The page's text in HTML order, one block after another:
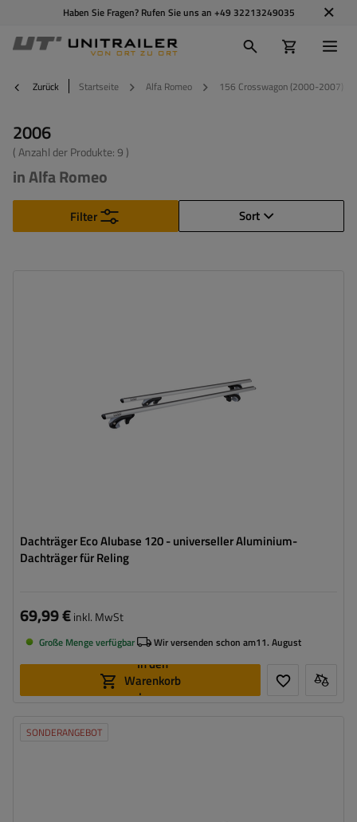
Haben Sie Fragen? Rufen Sie uns an +49 32213249035
Zurück Startseite Alfa Romeo 156 Crosswagon (2000-2007)
2006
( Anzahl der Produkte:9 )
in Alfa Romeo
Sort
Filter
Dachträger Eco Alubase 120 - universeller Aluminium-
Dachträger für Reling
69,99 €inkl. MwSt
Große Menge verfügbar Wir versenden schon am11. August
In den
Warenkorb
legen
SONDERANGEBOT